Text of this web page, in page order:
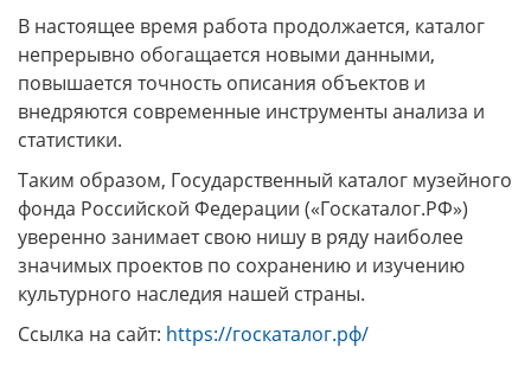
В настоящее время работа продолжается, каталог
непрерывно обогащается новыми данными,
повышается точность описания объектов и
внедряются современные инструменты анализа и
статистики.
Таким образом, Государственный каталог музейного
фонда Российской Федерации («Госкаталог.РФ»)
уверенно занимает свою нишу в ряду наиболее
значимых проектов по сохранению и изучению
культурного наследия нашей страны.
Ссылка на сайт: https://госкаталог.рф/